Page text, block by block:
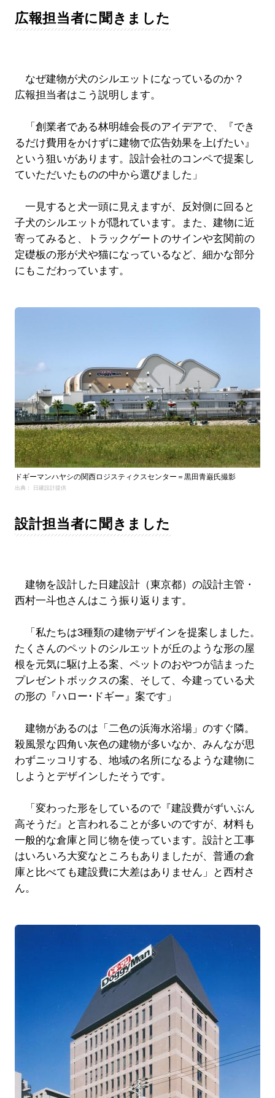
広報担当者に聞きました
なぜ建物が犬のシルエットになっているのか？
広報担当者はこう説明します。
「創業者である林明雄会長のアイデアで、『でき
るだけ費用をかけずに建物で広告効果を上げたい』
という狙いがあります。設計会社のコンペで提案し
ていただいたものの中から選びました」
一見すると犬一頭に見えますが、反対側に回ると
子犬のシルエットが隠れています。また、建物に近
寄ってみると、トラックゲートのサインや玄関前の
定礎板の形が犬や猫になっているなど、細かな部分
にもこだわっています。
ドギーマンハヤシの関西ロジスティクスセンター＝黒田青巌氏撮影
出典： 日建設計提供
設計担当者に聞きました
建物を設計した日建設計（東京都）の設計主管・
西村一斗也さんはこう振り返ります。
「私たちは3種類の建物デザインを提案しました。
たくさんのペットのシルエットが丘のような形の屋
根を元気に駆け上る案、ペットのおやつが詰まった
プレゼントボックスの案、そして、今建っている犬
の形の『ハロー･ドギー』案です」
建物があるのは「二色の浜海水浴場」のすぐ隣。
殺風景な四角い灰色の建物が多いなか、みんなが思
わずニッコリする、地域の名所になるような建物に
しようとデザインしたそうです。
「変わった形をしているので『建設費がずいぶん
高そうだ』と言われることが多いのですが、材料も
一般的な倉庫と同じ物を使っています。設計と工事
はいろいろ大変なところもありましたが、普通の倉
庫と比べても建設費に大差はありません」と西村さ
ん。